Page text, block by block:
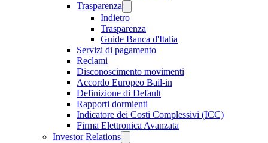
Trasparenza
Indietro
Trasparenza
Guide Banca d'Italia
Servizi di pagamento
Reclami
Disconoscimento movimenti
Accordo Europeo Bail-in
Definizione di Default
Rapporti dormienti
Indicatore dei Costi Complessivi (ICC)
Firma Elettronica Avanzata
Investor Relations